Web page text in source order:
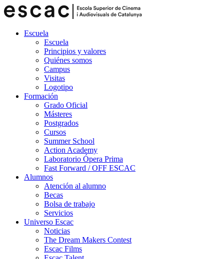
Escuela
Escuela
Principios y valores
Quiénes somos
Campus
Visitas
Logotipo
Formación
Grado Oficial
Másteres
Postgrados
Cursos
Summer School
Action Academy
Laboratorio Ópera Prima
Fast Forward / OFF ESCAC
Alumnos
Atención al alumno
Becas
Bolsa de trabajo
Servicios
Universo Escac
Noticias
The Dream Makers Contest
Escac Films